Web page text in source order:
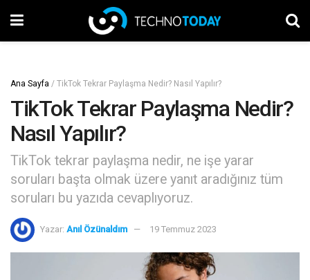
Ana Sayfa / TikTok Tekrar Paylaşma Nedir? Nasıl Yapılır?
TikTok Tekrar Paylaşma Nedir?
Nasıl Yapılır?
TikTok tekrar paylaşma nedir, ne işe yarar
soruları başta olmak üzere yanıt aradığınız tüm
soruları bu yazıda cevaplıyoruz.
Yazar: Anıl Özünaldım 19 Temmuz 2023